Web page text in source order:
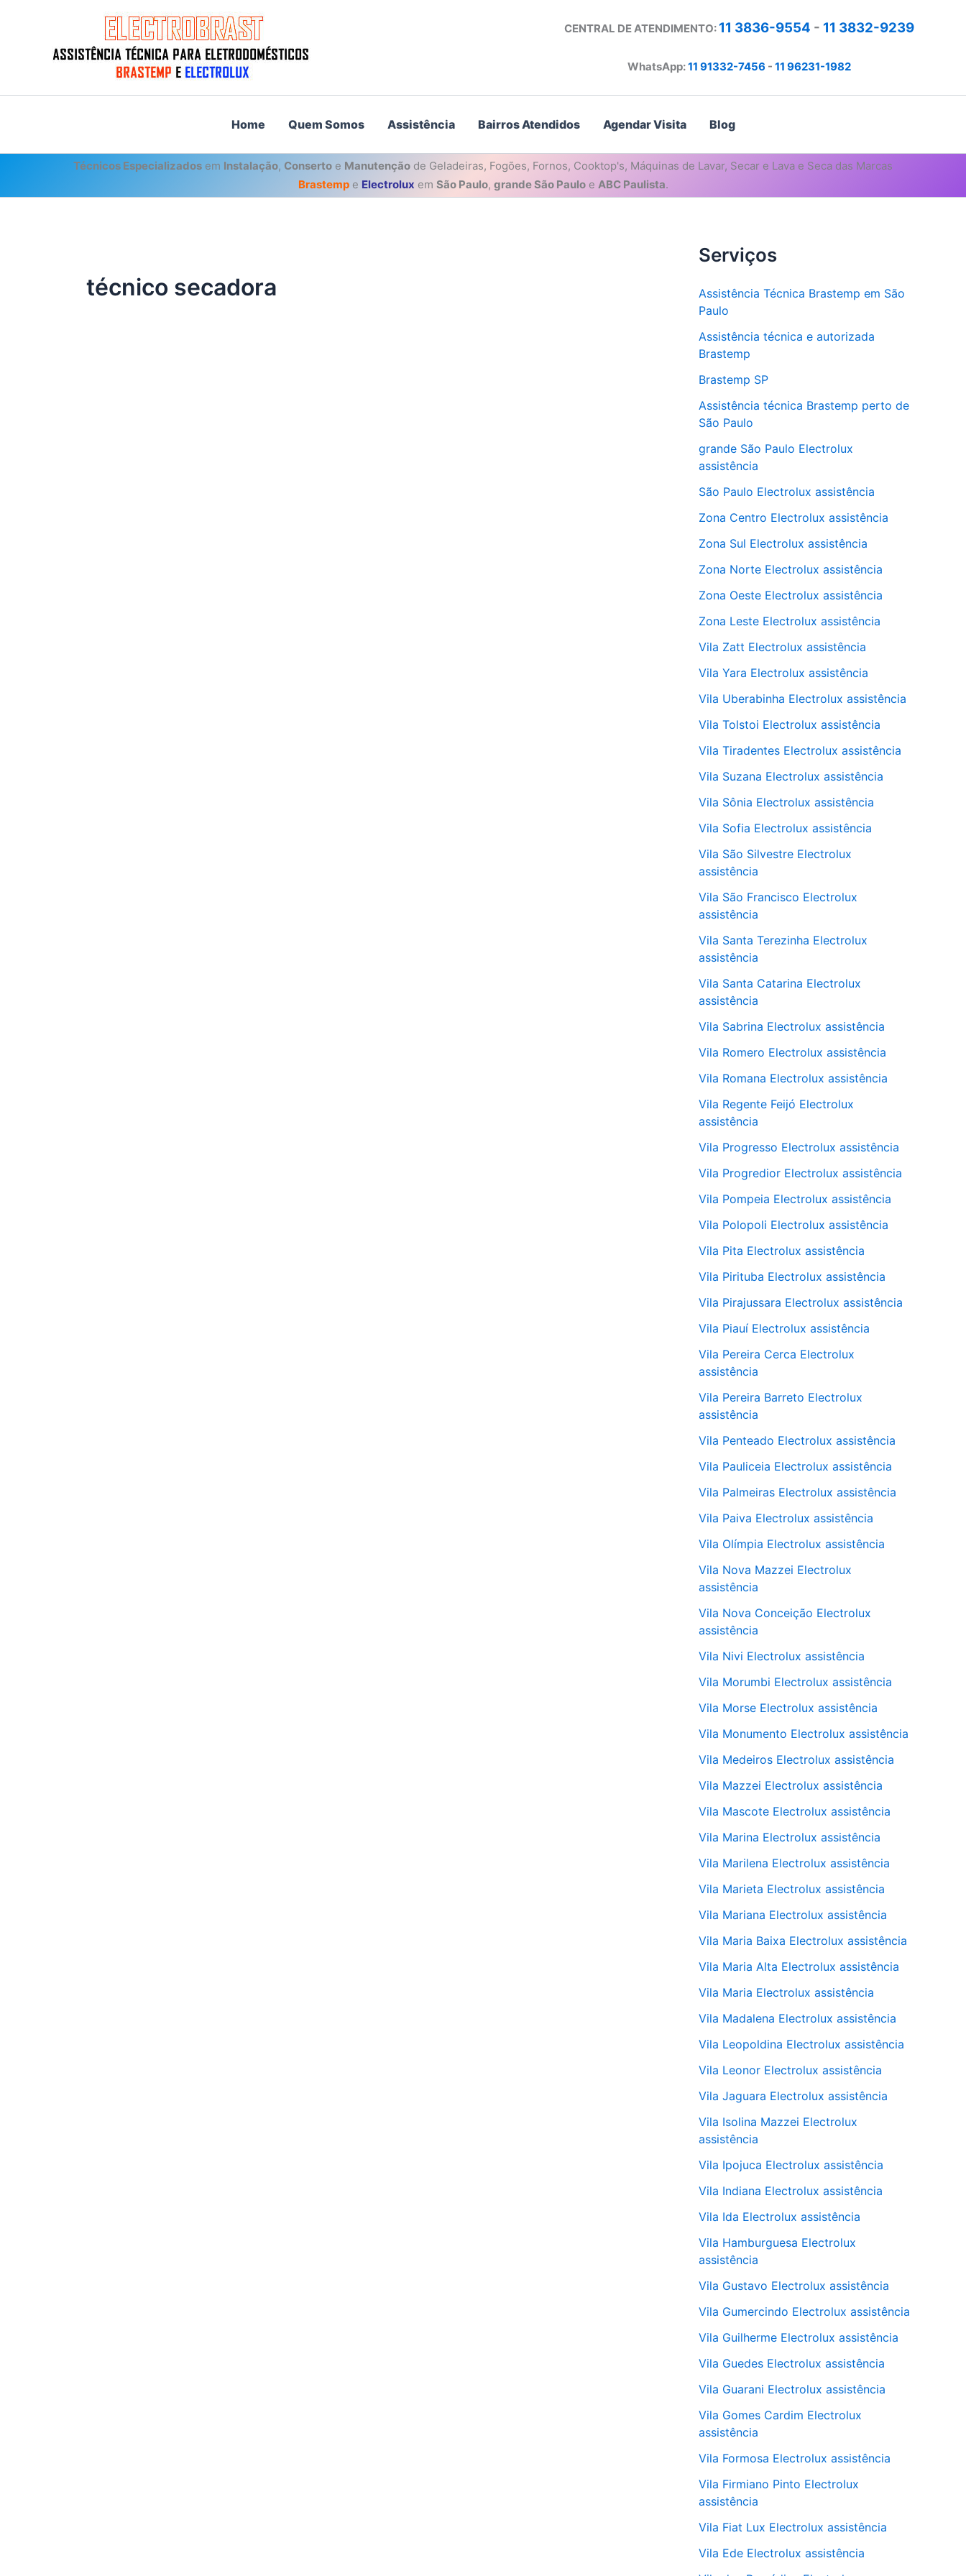
CENTRAL DE ATENDIMENTO: 11 3836-9554 - 11 3832-9239
WhatsApp:11 91332-7456 - 11 96231-1982
Home Quem Somos Assistência Bairros Atendidos Agendar Visita Blog
Técnicos Especializados em Instalação, Conserto e Manutenção de Geladeiras, Fogões, Fornos, Cooktop's, Máquinas de Lavar, Secar e Lava e Seca das Marcas
Brastempe Electrolux em São Paulo, grande São Pauloe ABC Paulista.
técnico secadora
Serviços
Assistência Técnica Brastemp em São
Paulo
Assistência técnica e autorizada
Brastemp
Brastemp SP
Assistência técnica Brastemp perto de
São Paulo
grande São Paulo Electrolux
assistência
São Paulo Electrolux assistência
Zona Centro Electrolux assistência
Zona Sul Electrolux assistência
Zona Norte Electrolux assistência
Zona Oeste Electrolux assistência
Zona Leste Electrolux assistência
Vila Zatt Electrolux assistência
Vila Yara Electrolux assistência
Vila Uberabinha Electrolux assistência
Vila Tolstoi Electrolux assistência
Vila Tiradentes Electrolux assistência
Vila Suzana Electrolux assistência
Vila Sônia Electrolux assistência
Vila Sofia Electrolux assistência
Vila São Silvestre Electrolux
assistência
Vila São Francisco Electrolux
assistência
Vila Santa Terezinha Electrolux
assistência
Vila Santa Catarina Electrolux
assistência
Vila Sabrina Electrolux assistência
Vila Romero Electrolux assistência
Vila Romana Electrolux assistência
Vila Regente Feijó Electrolux
assistência
Vila Progresso Electrolux assistência
Vila Progredior Electrolux assistência
Vila Pompeia Electrolux assistência
Vila Polopoli Electrolux assistência
Vila Pita Electrolux assistência
Vila Pirituba Electrolux assistência
Vila Pirajussara Electrolux assistência
Vila Piauí Electrolux assistência
Vila Pereira Cerca Electrolux
assistência
Vila Pereira Barreto Electrolux
assistência
Vila Penteado Electrolux assistência
Vila Pauliceia Electrolux assistência
Vila Palmeiras Electrolux assistência
Vila Paiva Electrolux assistência
Vila Olímpia Electrolux assistência
Vila Nova Mazzei Electrolux
assistência
Vila Nova Conceição Electrolux
assistência
Vila Nivi Electrolux assistência
Vila Morumbi Electrolux assistência
Vila Morse Electrolux assistência
Vila Monumento Electrolux assistência
Vila Medeiros Electrolux assistência
Vila Mazzei Electrolux assistência
Vila Mascote Electrolux assistência
Vila Marina Electrolux assistência
Vila Marilena Electrolux assistência
Vila Marieta Electrolux assistência
Vila Mariana Electrolux assistência
Vila Maria Baixa Electrolux assistência
Vila Maria Alta Electrolux assistência
Vila Maria Electrolux assistência
Vila Madalena Electrolux assistência
Vila Leopoldina Electrolux assistência
Vila Leonor Electrolux assistência
Vila Jaguara Electrolux assistência
Vila Isolina Mazzei Electrolux
assistência
Vila Ipojuca Electrolux assistência
Vila Indiana Electrolux assistência
Vila Ida Electrolux assistência
Vila Hamburguesa Electrolux
assistência
Vila Gustavo Electrolux assistência
Vila Gumercindo Electrolux assistência
Vila Guilherme Electrolux assistência
Vila Guedes Electrolux assistência
Vila Guarani Electrolux assistência
Vila Gomes Cardim Electrolux
assistência
Vila Formosa Electrolux assistência
Vila Firmiano Pinto Electrolux
assistência
Vila Fiat Lux Electrolux assistência
Vila Ede Electrolux assistência